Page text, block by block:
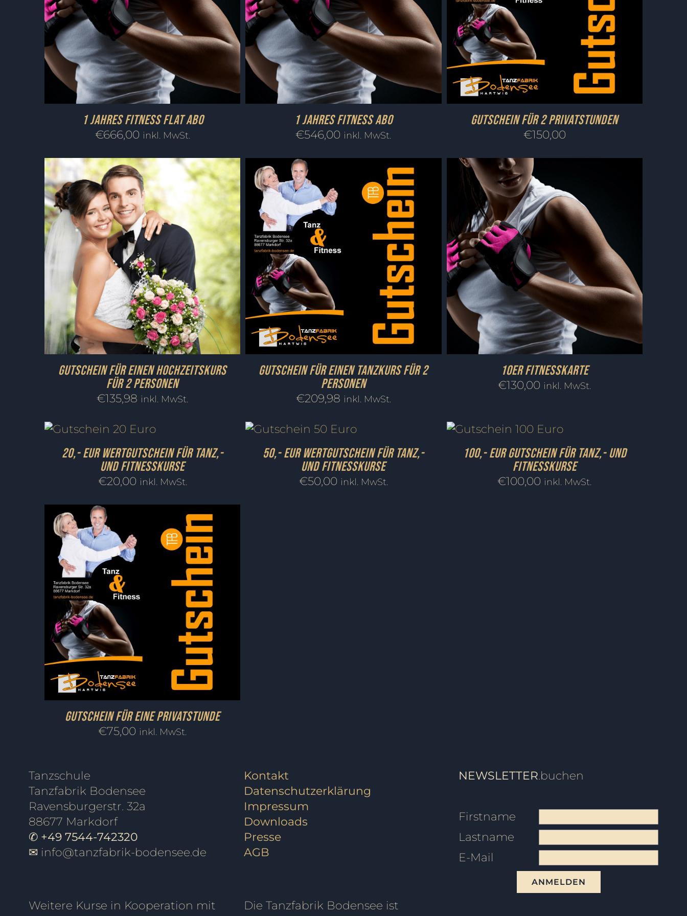
1 Jahres Fitness FLAT Abo
€666,00 inkl. MwSt.
1 Jahres Fitness Abo
€546,00 inkl. MwSt.
Gutschein für 2 Privatstunden
€150,00
Gutschein für einen Hochzeitskurs
für 2 Personen
€135,98 inkl. MwSt.
Gutschein für einen Tanzkurs für 2
Personen
€209,98 inkl. MwSt.
10er Fitnesskarte
€130,00 inkl. MwSt.
20,- EUR Wertgutschein für Tanz,-
und Fitnesskurse
€20,00 inkl. MwSt.
50,- EUR Wertgutschein für Tanz,-
und Fitnesskurse
€50,00 inkl. MwSt.
100,- EUR Gutschein für Tanz,- und
Fitnesskurse
€100,00 inkl. MwSt.
Gutschein für eine Privatstunde
€75,00 inkl. MwSt.
Tanzschule
Tanzfabrik Bodensee
Ravensburgerstr. 32a
88677 Markdorf
✆ +49 7544-742320
✉ info@tanzfabrik-bodensee.de
Weitere Kurse in Kooperation mit
Kontakt
Datenschutzerklärung
Impressum
Downloads
Presse
AGB
Die Tanzfabrik Bodensee ist
NEWSLETTER.buchen
Firstname
Lastname
E-Mail
ANMELDEN